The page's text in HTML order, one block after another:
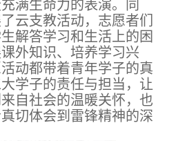
满生命力的表演。同
云支教活动，志愿者们
解答学习和生活上的困
外知识、培养学习兴
动都带着青年学子的真
学子的责任与担当，让
自社会的温暖关怀，也
切体会到雷锋精神的深